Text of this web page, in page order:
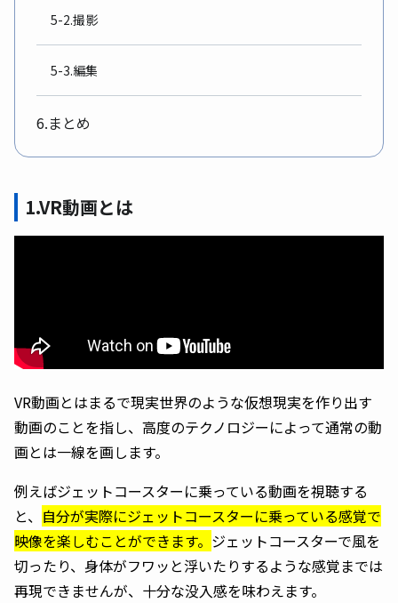
5-2.撮影
5-3.編集
6.まとめ
1.VR動画とは
VR動画とはまるで現実世界のような仮想現実を作り出す
動画のことを指し、高度のテクノロジーによって通常の動
画とは一線を画します。
例えばジェットコースターに乗っている動画を視聴する
と、 自分が実際にジェットコースターに乗っている感覚で
映像を楽しむことができます。 ジェットコースターで風を
切ったり、身体がフワッと浮いたりするような感覚までは
再現できませんが、十分な没入感を味わえます。